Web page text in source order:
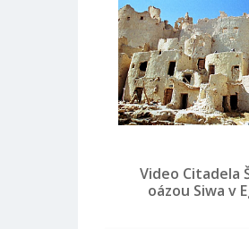
Video Citadela
oázou Siwa v